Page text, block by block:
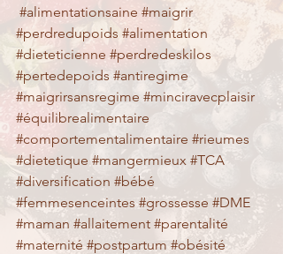
#alimentationsaine #maigrir
#perdredupoids #alimentation
#dieteticienne #perdredeskilos
#pertedepoids #antiregime
#maigrirsansregime #minciravecplaisir
#équilibrealimentaire
#comportementalimentaire #rieumes
#dietetique #mangermieux #TCA
#diversification #bébé
#femmesenceintes #grossesse #DME
#maman #allaitement #parentalité
#maternité #postpartum #obésité